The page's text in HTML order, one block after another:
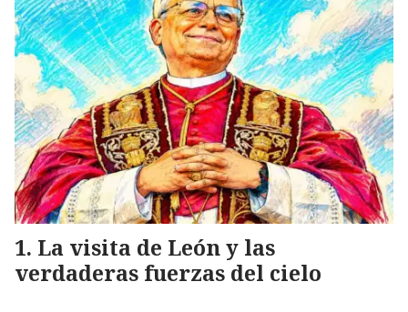
La visita de León y las
verdaderas fuerzas del cielo